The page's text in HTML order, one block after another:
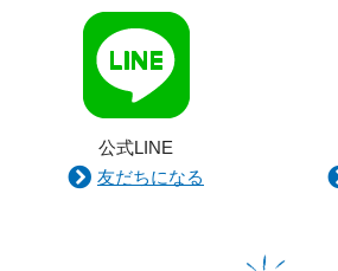
公式LINE
友だちになる